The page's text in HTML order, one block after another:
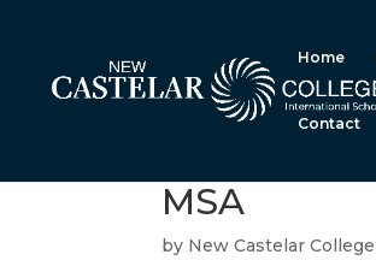
Home
Contact
MSA
by New Castelar College